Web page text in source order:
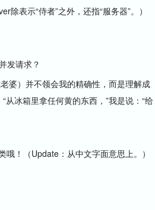
除表示“侍者”之外，还指“服务器”。）
发请求？
婆）并不领会我的精确性，而是理解成
冰箱里拿任何黄的东西，”我是说：“给
！（Update：从中文字面意思上。）